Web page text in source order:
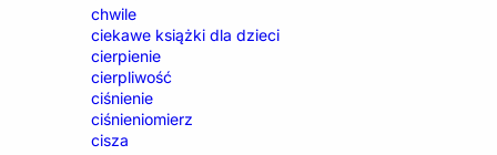
chwile
ciekawe książki dla dzieci
cierpienie
cierpliwość
ciśnienie
ciśnieniomierz
cisza